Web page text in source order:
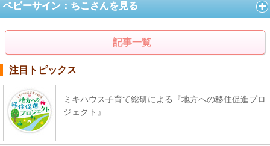
ベビーサイン：ちこさんを見る
記事一覧
注目トピックス
ミキハウス子育て総研による『地方への移住促進プロ
ジェクト』